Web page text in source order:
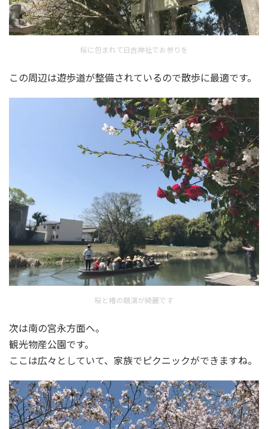
桜に包まれて日吉神社でお参りを
この周辺は遊歩道が整備されているので散歩に最適です。
桜と椿の競演が綺麗です
次は南の宮永方面へ。
観光物産公園です。
ここは広々としていて、家族でピクニックができますね。